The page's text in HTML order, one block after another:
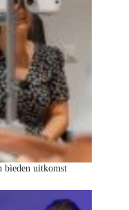
bieden uitkomst